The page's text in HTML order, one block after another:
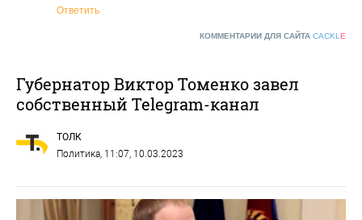
Ответить
КОММЕНТАРИИ ДЛЯ САЙТА CACKL E
Губернатор Виктор Томенко завел
собственный Telegram-канал
ТОЛК
Политика , 11:07, 10.03.2023